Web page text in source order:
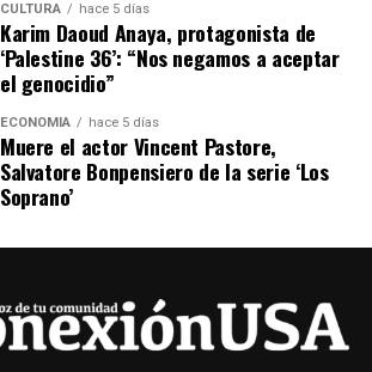
CULTURA hace 5 días
Karim Daoud Anaya, protagonista de
‘Palestine 36’: “Nos negamos a aceptar
el genocidio”
ECONOMÍA hace 5 días
Muere el actor Vincent Pastore,
Salvatore Bonpensiero de la serie ‘Los
Soprano’